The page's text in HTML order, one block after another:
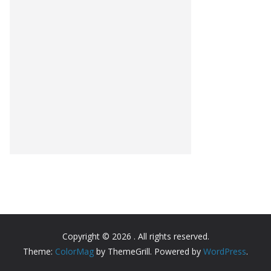
Copyright © 2026 . All rights reserved.
Theme: ColorMag by ThemeGrill. Powered by WordPress.